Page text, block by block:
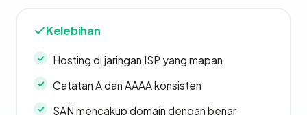
Kelebihan
Hosting di jaringan ISP yang mapan
Catatan A dan AAAA konsisten
SAN mencakup domain dengan benar